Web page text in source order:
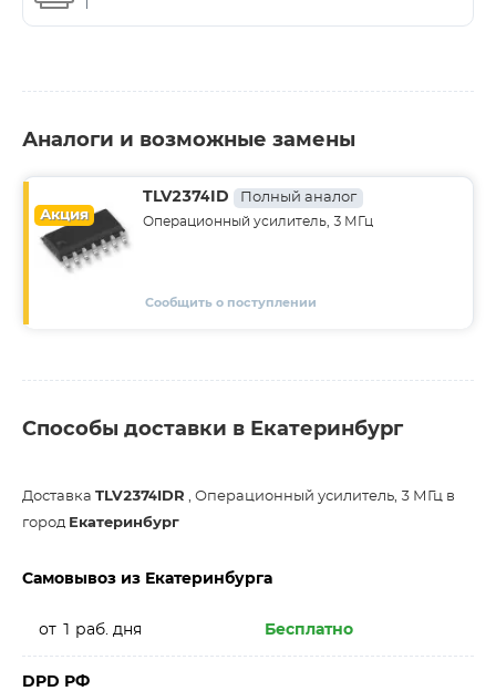
Аналоги и возможные замены
Акция
TLV2374ID Полный аналог
Операционный усилитель, 3 МГц
Сообщить о поступлении
Способы доставки в Екатеринбург
Доставка TLV2374IDR , Операционный усилитель, 3 МГц в
город Екатеринбург
Самовывоз из Екатеринбурга
от 1 раб. дня Бесплатно
DPD РФ